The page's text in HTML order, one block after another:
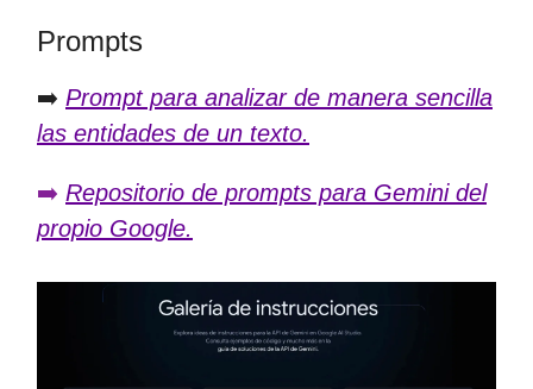
Prompts
➡️ Prompt para analizar de manera sencilla
las entidades de un texto.
➡️ Repositorio de prompts para Gemini del
propio Google.